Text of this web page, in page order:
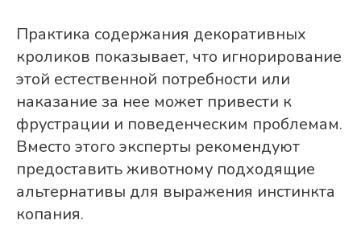
Практика содержания декоративных
кроликов показывает, что игнорирование
этой естественной потребности или
наказание за нее может привести к
фрустрации и поведенческим проблемам.
Вместо этого эксперты рекомендуют
предоставить животному подходящие
альтернативы для выражения инстинкта
копания.